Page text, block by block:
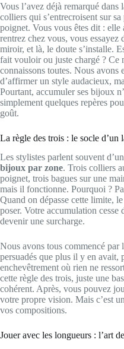
Vous l’avez déjà remarqué
colliers qui s’entrecroisent sur
poignet. Vous vous êtes dit :
rentrez chez vous, vous
miroir, et là, le doute s’installe.
fait vouloir ou juste chargé ? Ce
connaissons toutes. Nous avons
d’affirmer un style audacieux,
Pourtant, accumuler ses bijoux
simplement quelques repères
goût.
La règle des trois : le socle d’un
Les stylistes parlent souvent
bijoux par zone. Trois colliers
poignet, trois bagues sur une
mais il fonctionne. Pourquoi ?
Quand on dépasse cette limite,
poser. Votre accumulation cesse
devenir une surcharge.
Nous avons tous commencé par
persuadés que plus il y en avait,
enchevêtrement où rien ne
cette règle des trois, juste une
cohérent. Après, vous pouvez
votre propre vision. Mais c’est
vos compositions.
Jouer avec les longueurs : l’art